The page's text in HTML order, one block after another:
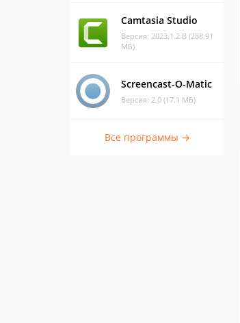
Camtasia Studio
Версия: 2023.1.2 B (288.91
МБ)
Screencast-O-Matic
Версия: 2.0 (17.1 МБ)
Все программы →